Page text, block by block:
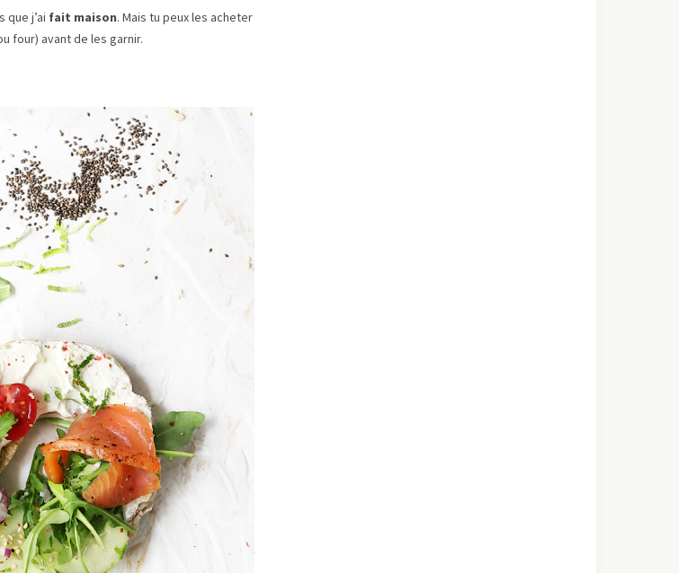
j’ai fait maison. Mais tu peux les acheter
four) avant de les garnir.